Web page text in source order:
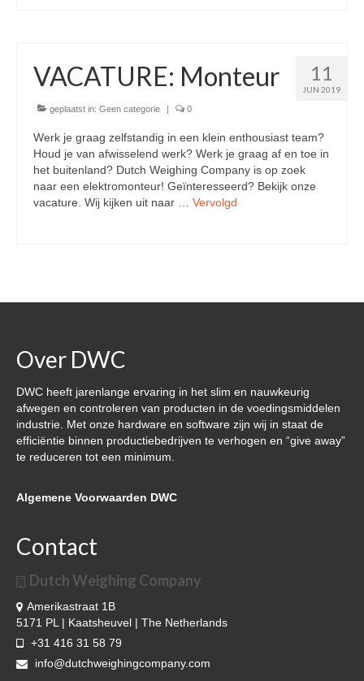
Contact 11
JUN 2019
VACATURE: Monteur
geplaatst in: Geen categorie | 0
Werk je graag zelfstandig in een klein enthousiast team?
Houd je van afwisselend werk? Werk je graag af en toe in
het buitenland? Dutch Weighing Company is op zoek
naar een elektromonteur! Geïnteresseerd? Bekijk onze
vacature. Wij kijken uit naar … Vervolgd
Over DWC
DWC heeft jarenlange ervaring in het slim en nauwkeurig
afwegen en controleren van producten in de voedingsmiddelen
industrie. Met onze hardware en software zijn wij in staat de
efficiëntie binnen productiebedrijven te verhogen en “give away”
te reduceren tot een minimum.
Algemene Voorwaarden DWC
Contact
Dutch Weighing Company
Amerikastraat 1B
5171 PL | Kaatsheuvel | The Netherlands
+31 416 31 58 79
info@dutchweighingcompany.com